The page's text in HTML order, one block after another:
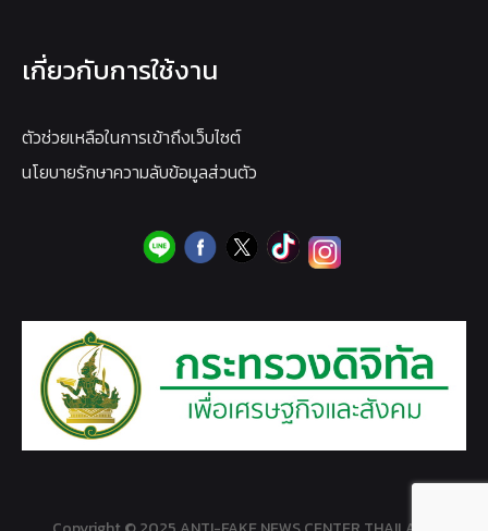
เกี่ยวกับการใช้งาน
ตัวช่วยเหลือในการเข้าถึงเว็บไซต์
นโยบายรักษาความลับข้อมูลส่วนตัว